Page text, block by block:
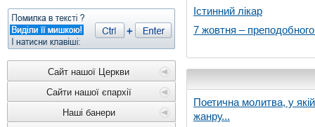
Сайт нашої Церкви
Сайти нашої єпархії
Наші банери
Істинний лікар
7 жовтня –
Поетична молитва, у
жанру...